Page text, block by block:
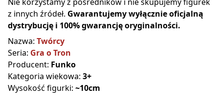
z innych źródeł. Gwarantujemy wyłącznie oficjalną
dystrybucję i 100% gwarancję oryginalności.
Nazwa: Twórcy
Seria: Gra o Tron
Producent: Funko
Kategoria wiekowa: 3+
Wysokość figurki: ~10cm